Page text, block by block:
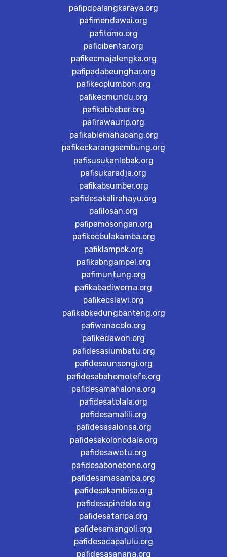
pafipdpalangkaraya.org
pafimendawai.org
pafitomo.org
paficibentar.org
pafikecmajalengka.org
pafipadabeunghar.org
pafikecplumbon.org
pafikecmundu.org
pafikabbeber.org
pafirawaurip.org
pafikablemahabang.org
pafikeckarangsembung.org
pafisusukanlebak.org
pafisukaradja.org
pafikabsumber.org
pafidesakalirahayu.org
pafilosan.org
pafipamosongan.org
pafikecbulakamba.org
pafiklampok.org
pafikabngampel.org
pafimuntung.org
pafikabadiwerna.org
pafikecslawi.org
pafikabkedungbanteng.org
pafiwanacolo.org
pafikedawon.org
pafidesasiumbatu.org
pafidesaunsongi.org
pafidesabahomotefe.org
pafidesamahalona.org
pafidesatolala.org
pafidesamalili.org
pafidesasalonsa.org
pafidesakolonodale.org
pafidesawotu.org
pafidesabonebone.org
pafidesamasamba.org
pafidesakambisa.org
pafidesapindolo.org
pafidesataripa.org
pafidesamangoli.org
pafidesacapalulu.org
pafidesasanana.org